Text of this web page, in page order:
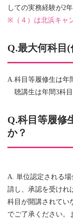
しての実務経験が2
※ （４）は北浜キャ
Q.最大何科目
A.科目等履修生は年
聴講生は年間3科目
Q.科目等履修
か？
A. 単位認定される
請し、承認を受けれ
科目が開講されてい
でご了承ください。